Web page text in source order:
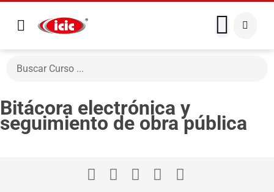
Bitácora electrónica y
seguimiento de obra pública